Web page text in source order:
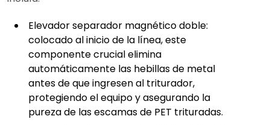
Elevador separador magnético doble:
colocado al inicio de la línea, este
componente crucial elimina
automáticamente las hebillas de metal
antes de que ingresen al triturador,
protegiendo el equipo y asegurando la
pureza de las escamas de PET trituradas.